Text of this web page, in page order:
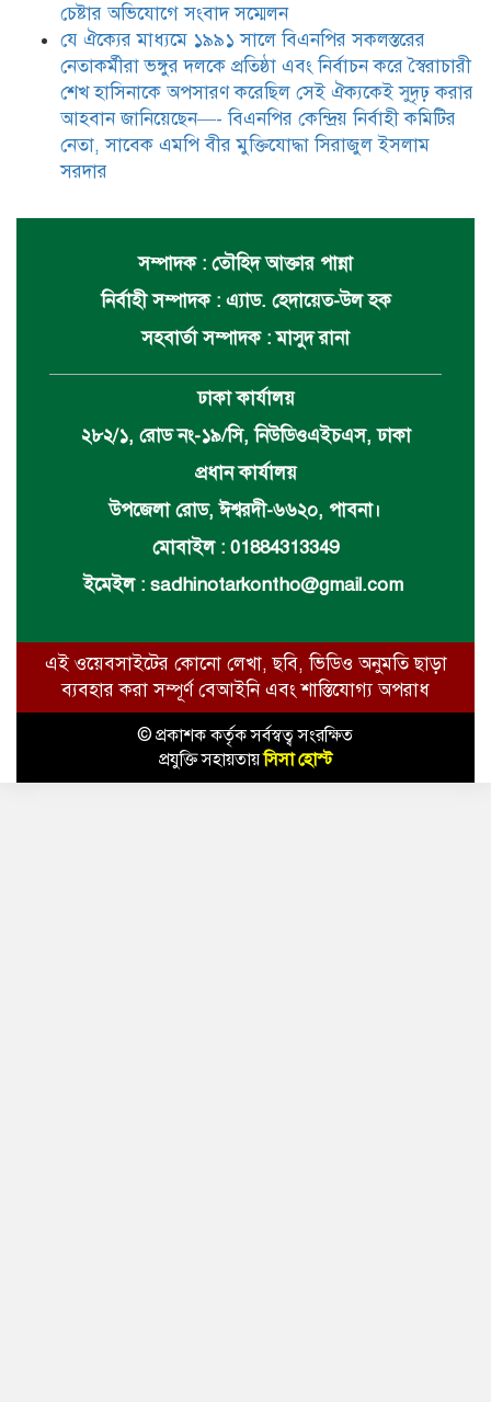
চেষ্টার অভিযোগে সংবাদ সম্মেলন
যে ঐক্যের মাধ্যমে ১৯৯১ সালে বিএনপির সকলস্তরের
নেতাকর্মীরা ভঙ্গুর দলকে প্রতিষ্ঠা এবং নির্বাচন করে স্বৈরাচারী
শেখ হাসিনাকে অপসারণ করেছিল সেই ঐক্যকেই সুদৃঢ় করার
আহবান জানিয়েছেন—- বিএনপির কেন্দ্রিয় নির্বাহী কমিটির
নেতা, সাবেক এমপি বীর মুক্তিযোদ্ধা সিরাজুল ইসলাম
সরদার
সম্পাদক : তৌহিদ আক্তার পান্না
নির্বাহী সম্পাদক : এ্যাড. হেদায়েত-উল হক
সহবার্তা সম্পাদক : মাসুদ রানা
ঢাকা কার্যালয়
২৮২/১, রোড নং-১৯/সি, নিউডিওএইচএস, ঢাকা
প্রধান কার্যালয়
উপজেলা রোড, ঈশ্বরদী-৬৬২০, পাবনা।
মোবাইল : 01884313349
ইমেইল : sadhinotarkontho@gmail.com
এই ওয়েবসাইটের কোনো লেখা, ছবি, ভিডিও অনুমতি ছাড়া
ব্যবহার করা সম্পূর্ণ বেআইনি এবং শাস্তিযোগ্য অপরাধ
© প্রকাশক কর্তৃক সর্বস্বত্ব সংরক্ষিত
প্রযুক্তি সহায়তায়সিসা হোস্ট